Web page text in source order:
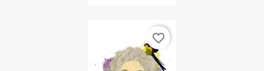
favorite_border